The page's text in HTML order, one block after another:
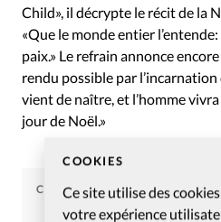
COOKIES
Ce site utilise des
votre expérience
Child», il décrypte le récit de la
«Que le monde entier
paix.» Le refrain annonce
rendu possible par
vient de naître, et l’homme
jour de Noël.»
CHRISTIANISME AUJOURD'HUI
Article tiré